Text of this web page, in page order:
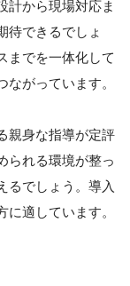
計から現場対応ま
待できるでしょ
までを一体化して
がっています。
親身な指導が定評
られる環境が整っ
るでしょう。導入
適しています。